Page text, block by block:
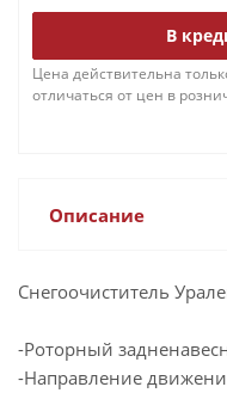
В
Цена действительна
отличаться от цен в
Описание
Снегоочиститель
-Роторный
-Направление